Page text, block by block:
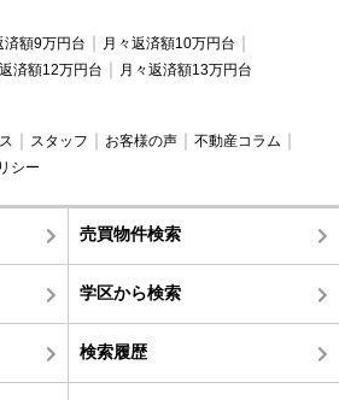
済額9万円台
月々返済額10万円台
済額12万円台 月々返済額13万円台
スタッフ お客様の声
不動産コラム
シー
売買物件検索
学区から検索
検索履歴